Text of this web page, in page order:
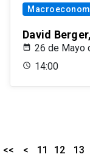
David
26 de Mayo
14:00
<< < 11 12 13